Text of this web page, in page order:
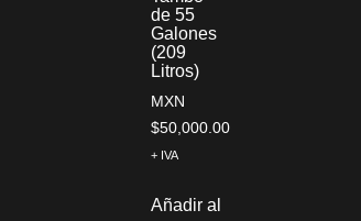
de 55
Galones
(209
Litros)
MXN
$50,000.00
+ IVA
Añadir al